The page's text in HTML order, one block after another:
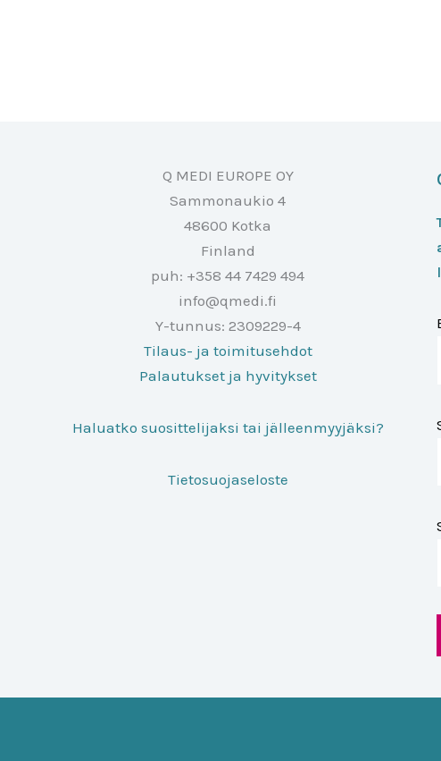
Q MEDI EUROPE OY
Sammonaukio 4
48600 Kotka
Finland
puh: +358 44 7429 494
info@qmedi.fi
Y-tunnus: 2309229-4
Tilaus- ja toimitusehdot
Palautukset ja hyvitykset
Haluatko suosittelijaksi tai jälleenmyyjäksi?
Tietosuojaseloste